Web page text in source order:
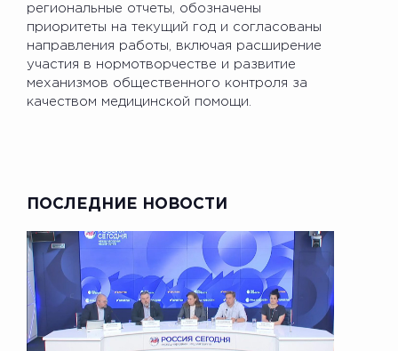
региональные отчеты, обозначены
приоритеты на текущий год и согласованы
направления работы, включая расширение
участия в нормотворчестве и развитие
механизмов общественного контроля за
качеством медицинской помощи.
ПОСЛЕДНИЕ НОВОСТИ